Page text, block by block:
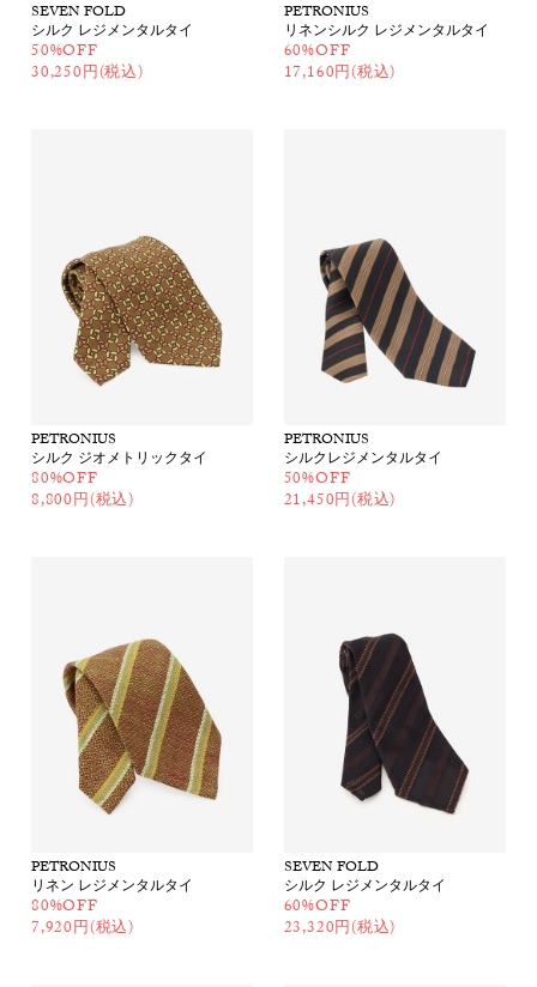
SEVEN FOLD
シルク レジメンタルタイ
50%OFF
30,250円(税込)
PETRONIUS
リネンシルク レジメンタルタイ
60%OFF
17,160円(税込)
PETRONIUS
シルク ジオメトリックタイ
80%OFF
8,800円(税込)
PETRONIUS
シルクレジメンタルタイ
50%OFF
21,450円(税込)
PETRONIUS
リネン レジメンタルタイ
80%OFF
7,920円(税込)
SEVEN FOLD
シルク レジメンタルタイ
60%OFF
23,320円(税込)